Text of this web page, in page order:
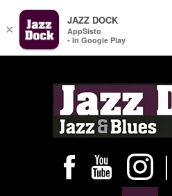
×
JAZZ DOCK
AppSisto
- In Google Play